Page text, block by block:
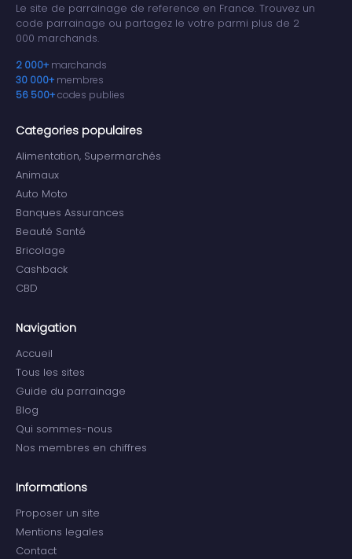
Le site de parrainage de reference en France. Trouvez un
code parrainage ou partagez le votre parmi plus de 2
000 marchands.
2 000+ marchands
30 000+ membres
56 500+codes publies
Categories populaires
Alimentation, Supermarchés
Animaux
Auto Moto
Banques Assurances
Beauté Santé
Bricolage
Cashback
CBD
Navigation
Accueil
Tous les sites
Guide du parrainage
Blog
Qui sommes-nous
Nos membres en chiffres
Informations
Proposer un site
Mentions legales
Contact